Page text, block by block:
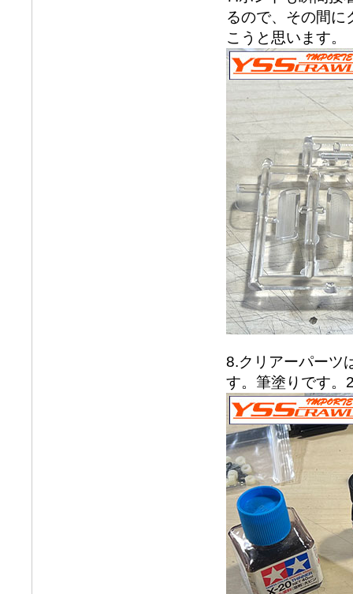
るので、その間に
こうと思います。
8.クリアーパーツ
す。筆塗りです。